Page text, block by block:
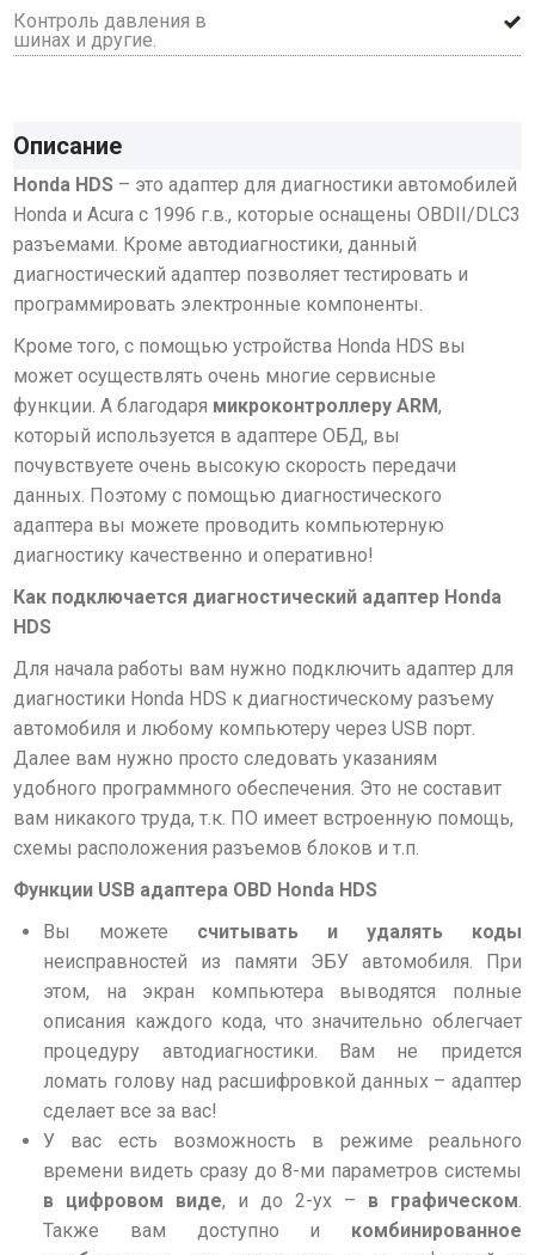
Контроль давления в
шинах и другие.
Описание
Honda HDS – это адаптер для диагностики автомобилей
Honda и Acura с 1996 г.в., которые оснащены OBDII/DLC3
разъемами. Кроме автодиагностики, данный
диагностический адаптер позволяет тестировать и
программировать электронные компоненты.
Кроме того, с помощью устройства Honda HDS вы
может осуществлять очень многие сервисные
функции. А благодаря микроконтроллеру ARM,
который используется в адаптере ОБД, вы
почувствуете очень высокую скорость передачи
данных. Поэтому с помощью диагностического
адаптера вы можете проводить компьютерную
диагностику качественно и оперативно!
Как подключается диагностический адаптер Honda
HDS
Для начала работы вам нужно подключить адаптер для
диагностики Honda HDS к диагностическому разъему
автомобиля и любому компьютеру через USB порт.
Далее вам нужно просто следовать указаниям
удобного программного обеспечения. Это не составит
вам никакого труда, т.к. ПО имеет встроенную помощь,
схемы расположения разъемов блоков и т.п.
Функции USB адаптера OBD Honda HDS
Вы можете считывать и удалять коды
неисправностей из памяти ЭБУ автомобиля. При
этом, на экран компьютера выводятся полные
описания каждого кода, что значительно облегчает
процедуру автодиагностики. Вам не придется
ломать голову над расшифровкой данных – адаптер
сделает все за вас!
У вас есть возможность в режиме реального
времени видеть сразу до 8-ми параметров системы
в цифровом виде, и до 2-ух – в графическом.
Также вам доступно и комбинированное